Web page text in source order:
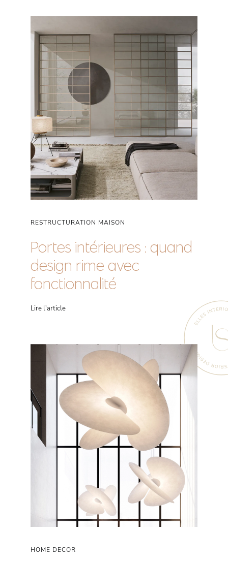
RESTRUCTURATION MAISON
Portes intérieures : quand
design rime avec
fonctionnalité
Lire l'article
HOME DECOR